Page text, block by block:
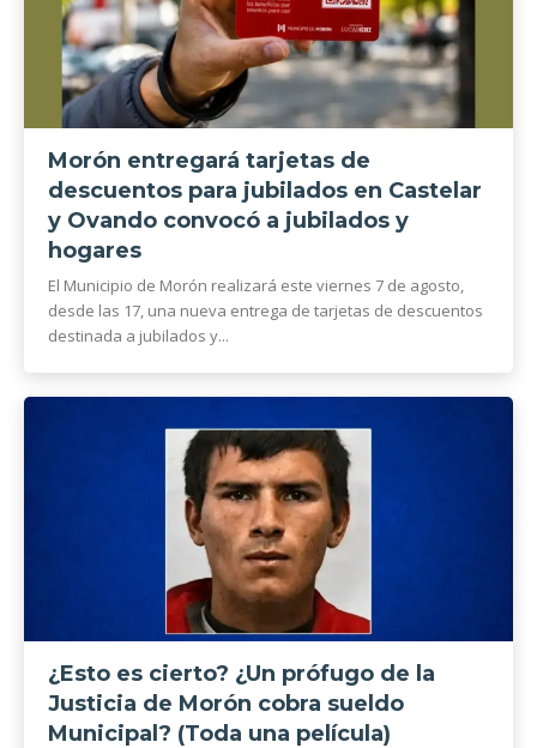
Morón entregará tarjetas de
descuentos para jubilados en Castelar
y Ovando convocó a jubilados y
hogares
El Municipio de Morón realizará este viernes 7 de agosto,
desde las 17, una nueva entrega de tarjetas de descuentos
destinada a jubilados y...
¿Esto es cierto? ¿Un prófugo de la
Justicia de Morón cobra sueldo
Municipal? (Toda una película)